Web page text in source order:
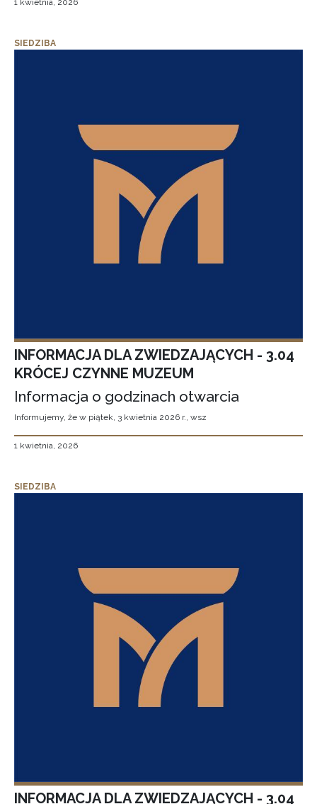
1 kwietnia, 2026
SIEDZIBA
INFORMACJA DLA ZWIEDZAJĄCYCH - 3.04
KRÓCEJ CZYNNE MUZEUM
Informacja o godzinach otwarcia
Informujemy, że w piątek, 3 kwietnia 2026 r., wsz
1 kwietnia, 2026
SIEDZIBA
INFORMACJA DLA ZWIEDZAJĄCYCH - 3.04